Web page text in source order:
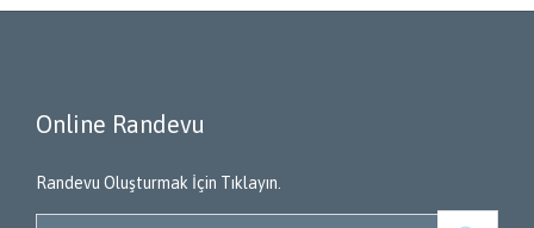
Online Randevu
Randevu Oluşturmak İçin Tıklayın.